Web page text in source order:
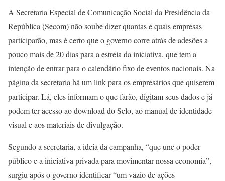
A Secretaria Especial de Comunicação Social da Presidência da
República (Secom) não soube dizer quantas e quais empresas
participarão, mas é certo que o governo corre atrás de adesões a
pouco mais de 20 dias para a estreia da iniciativa, que tem a
intenção de entrar para o calendário fixo de eventos nacionais. Na
página da secretaria há um link para os empresários que quiserem
participar. Lá, eles informam o que farão, digitam seus dados e já
podem ter acesso ao download do Selo, ao manual de identidade
visual e aos materiais de divulgação.
Segundo a secretaria, a ideia da campanha, “que une o poder
público e a iniciativa privada para movimentar nossa economia”,
surgiu após o governo identificar “um vazio de ações